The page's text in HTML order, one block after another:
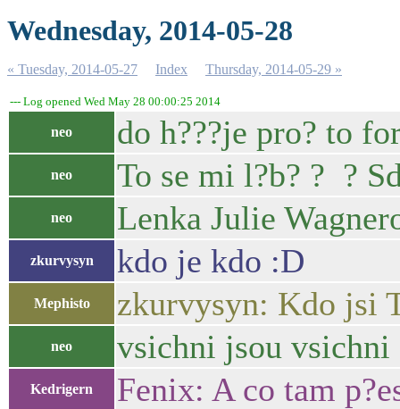
Wednesday, 2014-05-28
« Tuesday, 2014-05-27 Index Thursday, 2014-05-29 »
--- Log opened Wed May 28 00:00:25 2014
neo do h???je pro? to
neo To se mi l?b? ? ?
neo Lenka Julie
zkurvysyn kdo je kdo :D
Mephisto zkurvysyn: Kdo jsi
neo vsichni jsou vsichni
Kedrigern Fenix: A co tam